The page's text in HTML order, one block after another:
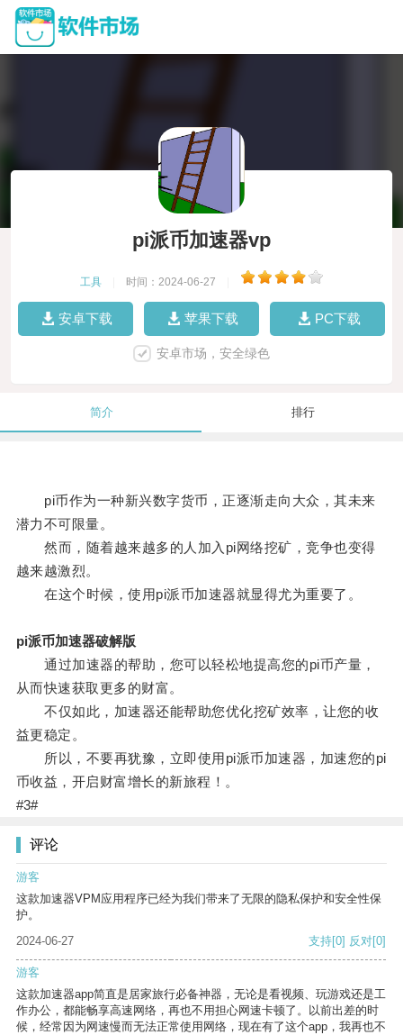
pi派币加速器vp
工具 时间：2024-06-27
安卓下载 苹果下载 PC下载
安卓市场，安全绿色
简介 排行
pi币作为一种新兴数字货币，正逐渐走向大众，其未来
潜力不可限量。
然而，随着越来越多的人加入pi网络挖矿，竞争也变得
越来越激烈。
在这个时候，使用pi派币加速器就显得尤为重要了。
pi派币加速器破解版
通过加速器的帮助，您可以轻松地提高您的pi币产量，
从而快速获取更多的财富。
不仅如此，加速器还能帮助您优化挖矿效率，让您的收
益更稳定。
所以，不要再犹豫，立即使用pi派币加速器，加速您的pi
币收益，开启财富增长的新旅程！。
#3#
评论
游客
这款加速器VPM应用程序已经为我们带来了无限的隐私保护和安全性保
护。
2024-06-27
支持[0] 反对[0]
游客
这款加速器app简直是居家旅行必备神器，无论是看视频、玩游戏还是工
作办公，都能畅享高速网络，再也不用担心网速卡顿了。以前出差的时
候，经常因为网速慢而无法正常使用网络，现在有了这个app，我再也不